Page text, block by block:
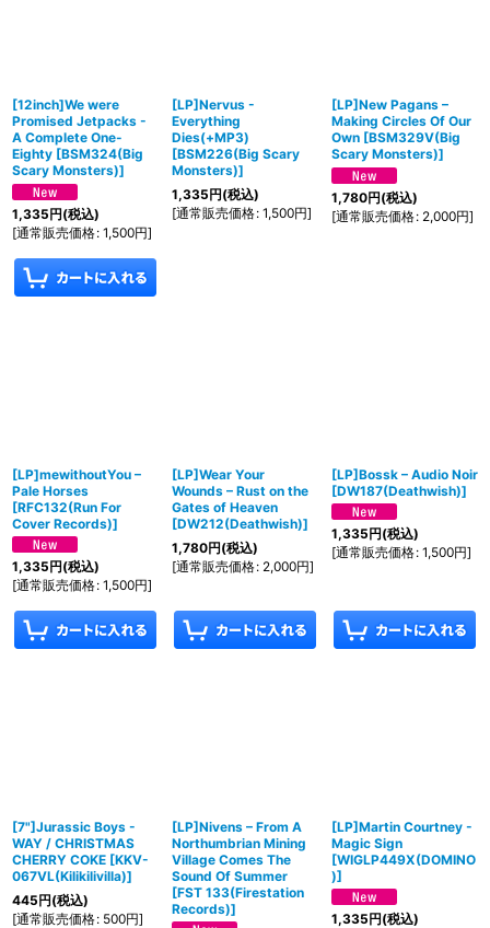
[12inch]We were
Promised Jetpacks -
A Complete One​-​
Eighty [BSM324(Big
Scary Monsters)]
1,335円(税込)
[通常販売価格: 1,500円]
[LP]Nervus -
Everything
Dies(+MP3)
[BSM226(Big Scary
Monsters)]
1,335円(税込)
[通常販売価格: 1,500円]
[LP]New Pagans –
Making Circles Of Our
Own [BSM329V(Big
Scary Monsters)]
1,780円(税込)
[通常販売価格: 2,000円]
[LP]mewithoutYou –
Pale Horses
[RFC132(Run For
Cover Records)]
1,335円(税込)
[通常販売価格: 1,500円]
[LP]Wear Your
Wounds – Rust on the
Gates of Heaven
[DW212(Deathwish)]
1,780円(税込)
[通常販売価格: 2,000円]
[LP]Bossk – Audio Noir
[DW187(Deathwish)]
1,335円(税込)
[通常販売価格: 1,500円]
[7"]Jurassic Boys -
WAY / CHRISTMAS
CHERRY COKE [KKV-
067VL(Kilikilivilla)]
445円(税込)
[通常販売価格: 500円]
[LP]Nivens – From A
Northumbrian Mining
Village Comes The
Sound Of Summer
[FST 133(Firestation
Records)]
[LP]Martin Courtney -
Magic Sign
[WIGLP449X(DOMINO
)]
1,335円(税込)